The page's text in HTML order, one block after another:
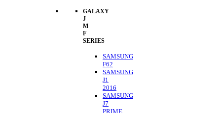
GALAXY
J
M
F
SERIES
SAMSUNG
F62
SAMSUNG
J1
2016
SAMSUNG
J7
PRIME